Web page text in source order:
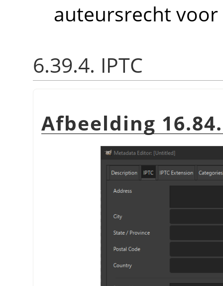
auteursrecht
6.39.4. IPTC
Afbeelding